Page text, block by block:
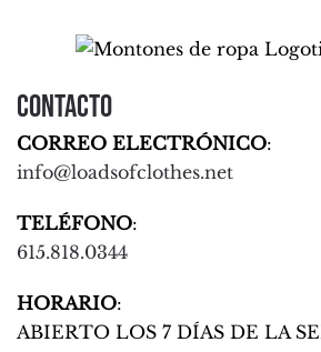
Contacto
CORREO ELECTRÓNICO:
info@loadsofclothes.net
TELÉFONO:
615.818.0344
HORARIO:
ABIERTO LOS 7 DÍAS DE LA